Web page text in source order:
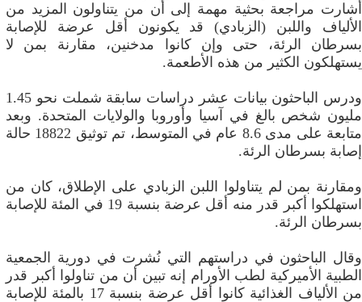
أشارت مراجعة بحثية مهمة إلى أن من يتناولون المزيد من
الألياف واللبن (الزبادي) قد يكونون أقل عرضة للإصابة
بسرطان الرئة، حتى وإن كانوا مدخنين، مقارنة بمن لا
يستهلكون الكثير من هذه الأطعمة.
ودرس الباحثون بيانات عشر دراسات سابقة شملت نحو 1.45
مليون شخص بالغ في آسيا وأوروبا والولايات المتحدة. وبعد
متابعة على مدى 8.6 عام في المتوسط، تم توثيق 18822 حالة
إصابة بسرطان الرئة.
ومقارنة بمن لم يتناولوا اللبن الزبادي على الإطلاق، كان من
استهلكوا أكبر قدر منه أقل عرضة بنسبة 19 في المئة للإصابة
بسرطان الرئة.
وقال الباحثون في دراستهم التي نُشرت في دورية الجمعية
الطبية الأميركية لطب الأورام إنه تبين أن من تناولوا أكبر قدر
من الألياف الغذائية كانوا أقل عرضة بنسبة 17 بالمئة للإصابة